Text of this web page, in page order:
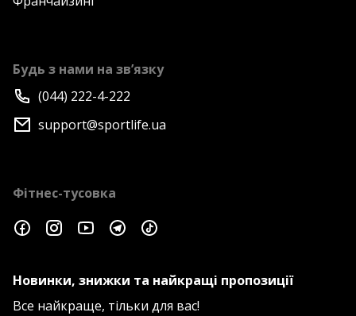
Будь з нами на зв’язку
(044) 222-4-222
support@sportlife.ua
Фітнес-тусовка
Новинки, знижки та найкращі пропозиції
Все найкраще, тільки для вас!